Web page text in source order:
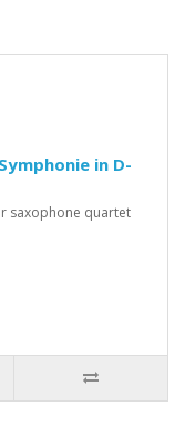
in D-
saxophone quartet